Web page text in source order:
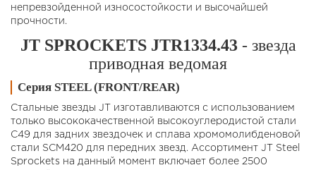
непревзойденной износостойкости и высочайшей
прочности.
JT SPROCKETS JTR1334.43- звезда
приводная ведомая
Серия STEEL (FRONT/REAR)
Стальные звезды JT изготавливаются с использованием
только высококачественной высокоуглеродистой стали
C49 для задних звездочек и сплава хромомолибденовой
стали SCM420 для передних звезд. Ассортимент JT Steel
Sprockets на данный момент включает более 2500